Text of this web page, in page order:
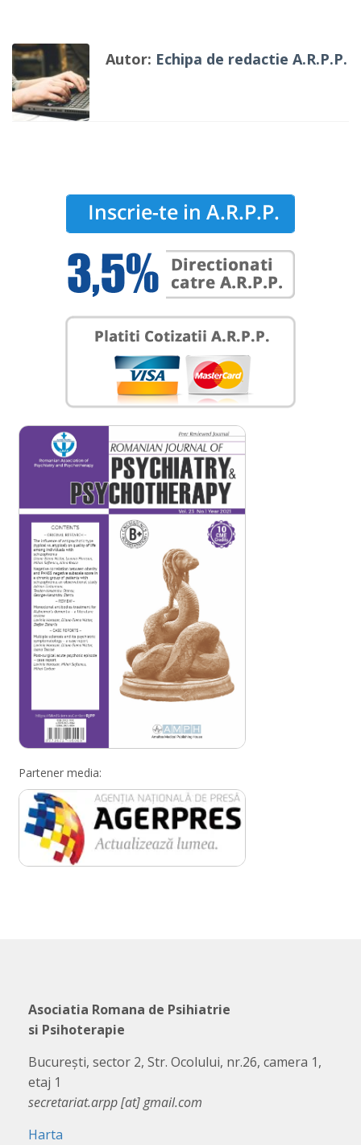
Autor: Echipa de redactie A.R.P.P.
Partener media:
Asociatia Romana de Psihiatrie
si Psihoterapie
București, sector 2, Str. Ocolului, nr.26, camera 1,
etaj 1
secretariat.arpp [at] gmail.com
Harta